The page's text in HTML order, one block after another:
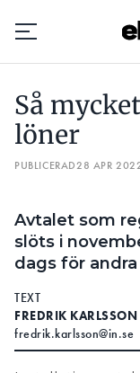
Hantera
Lediga
Annonsera
Läs E-
Om tidningen
Så
löner
PUBLICERAD28 APR
Avtalet som
slöts i
dags för
TEXT
FREDRIK KARLSSON
fredrik.karlsson@in.se
AVTALET KLART –